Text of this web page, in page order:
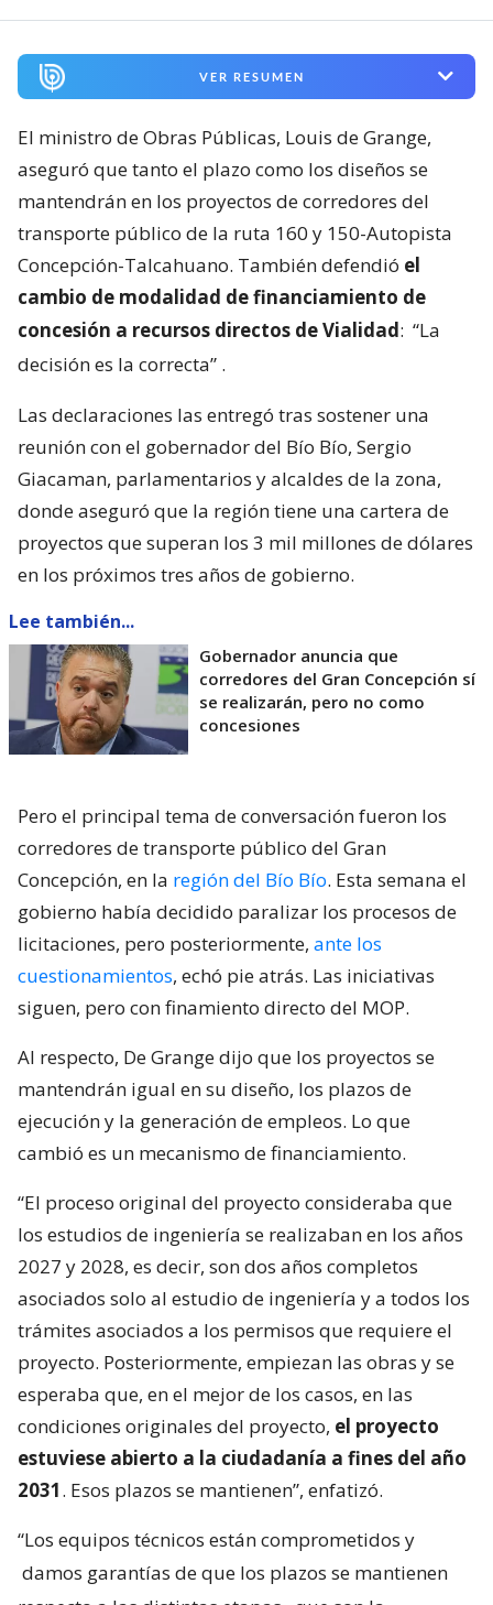
VER RESUMEN
El ministro de Obras Públicas, Louis de Grange,
aseguró que tanto el plazo como los diseños se
mantendrán en los proyectos de corredores del
transporte público de la ruta 160 y 150-Autopista
Concepción-Talcahuano. También defendió el
cambio de modalidad de financiamiento de
concesión a recursos directos de Vialidad: “La
decisión es la correcta” .
Las declaraciones las entregó tras sostener una
reunión con el gobernador del Bío Bío, Sergio
Giacaman, parlamentarios y alcaldes de la zona,
donde aseguró que la región tiene una cartera de
proyectos que superan los 3 mil millones de dólares
en los próximos tres años de gobierno.
Lee también...
Gobernador anuncia que
corredores del Gran Concepción sí
se realizarán, pero no como
concesiones
Pero el principal tema de conversación fueron los
corredores de transporte público del Gran
Concepción, en la región del Bío Bío. Esta semana el
gobierno había decidido paralizar los procesos de
licitaciones, pero posteriormente, ante los
cuestionamientos, echó pie atrás. Las iniciativas
siguen, pero con finamiento directo del MOP.
Al respecto, De Grange dijo que los proyectos se
mantendrán igual en su diseño, los plazos de
ejecución y la generación de empleos. Lo que
cambió es un mecanismo de financiamiento.
“El proceso original del proyecto consideraba que
los estudios de ingeniería se realizaban en los años
2027 y 2028, es decir, son dos años completos
asociados solo al estudio de ingeniería y a todos los
trámites asociados a los permisos que requiere el
proyecto. Posteriormente, empiezan las obras y se
esperaba que, en el mejor de los casos, en las
condiciones originales del proyecto, el proyecto
estuviese abierto a la ciudadanía a fines del año
2031. Esos plazos se mantienen”, enfatizó.
“Los equipos técnicos están comprometidos y
damos garantías de que los plazos se mantienen